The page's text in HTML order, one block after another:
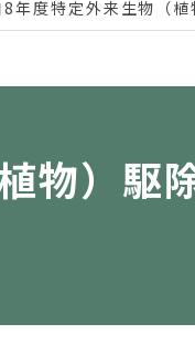
8年度特定外来生物（
物）駆